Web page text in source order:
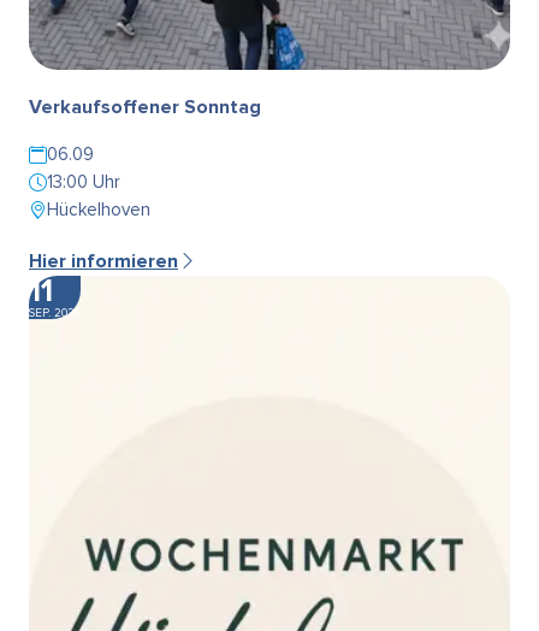
Verkaufsoffener Sonntag
06.09
13:00 Uhr
Hückelhoven
Hier informieren
11
SEP. 2026